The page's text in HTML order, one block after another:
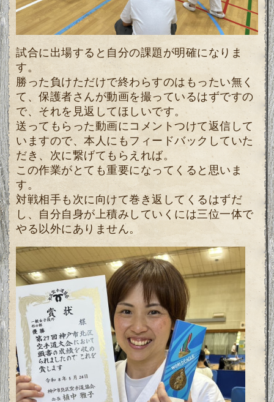
試合に出場すると自分の課題が明確になりま
す。
勝った負けただけで終わらすのはもったい無く
て、保護者さんが動画を撮っているはずですの
で、それを見返してほしいです。
送ってもらった動画にコメントつけて返信して
いますので、本人にもフィードバックしていた
だき、次に繋げてもらえれば。
この作業がとても重要になってくると思いま
す。
対戦相手も次に向けて巻き返してくるはずだ
し、自分自身が上積みしていくには三位一体で
やる以外にありません。